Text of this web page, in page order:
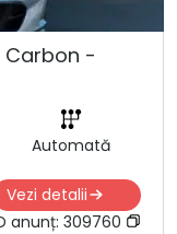
Carbon -
Automată
Vezi detalii
anunț: 309760